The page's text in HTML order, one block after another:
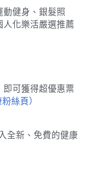
動健身、銀髮照
化樂活嚴選推薦
即可獲得超優惠票
絲頁）
全新、免費的健康